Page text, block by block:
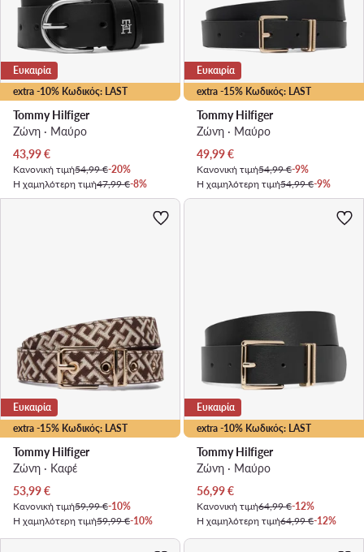
extra -10% Κωδικός: LAST
Ευκαιρία
Tommy Hilfiger
Ζώνη · Μαύρο
Τρέχουσα τιμή
43,99€
Κανονική τιμή54,99 €-20%
Η χαμηλότερη τιμή47,99 €-8%
extra -15% Κωδικός: LAST
Ευκαιρία
Tommy Hilfiger
Ζώνη · Μαύρο
Τρέχουσα τιμή
49,99€
Κανονική τιμή54,99 €-9%
Η χαμηλότερη τιμή54,99 €-9%
extra -15% Κωδικός: LAST
Ευκαιρία
Tommy Hilfiger
Ζώνη · Καφέ
Τρέχουσα τιμή
53,99€
Κανονική τιμή59,99 €-10%
Η χαμηλότερη τιμή59,99 €-10%
extra -10% Κωδικός: LAST
Ευκαιρία
Tommy Hilfiger
Ζώνη · Μαύρο
Τρέχουσα τιμή
56,99€
Κανονική τιμή64,99 €-12%
Η χαμηλότερη τιμή64,99 €-12%